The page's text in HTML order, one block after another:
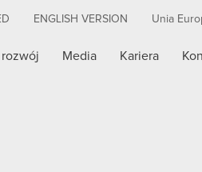
ENGLISH VERSION Unia
Media Kariera